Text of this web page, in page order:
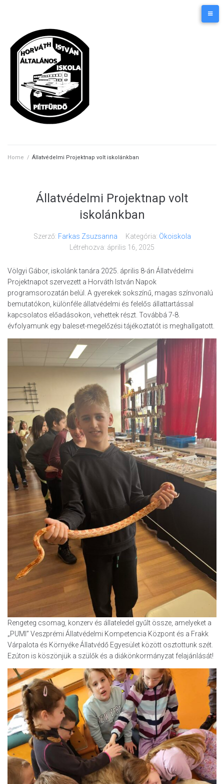
Home / Állatvédelmi Projektnap volt iskolánkban
Állatvédelmi Projektnap volt
iskolánkban
Szerző: Farkas Zsuzsanna Kategória: Ökoiskola
Létrehozva: április 16, 2025
Völgyi Gábor, iskolánk tanára 2025. április 8-án Állatvédelmi
Projektnapot szervezett a Horváth István Napok
programsorozatán belül. A gyerekek sokszínű, magas színvonalú
bemutatókon, különféle állatvédelmi és felelős állattartással
kapcsolatos előadásokon, vehettek részt. Továbbá 7-8.
évfolyamunk egy baleset-megelőzési tájékoztatót is meghallgatott.
Rengeteg csomag, konzerv és állateledel gyűlt össze, amelyeket a
„PUMI” Veszprémi Állatvédelmi Kompetencia Központ és a Frakk
Várpalota és Környéke Állatvédő Egyesület között osztottunk szét.
Ezúton is köszönjük a szülők és a diákönkormányzat felajánlását!